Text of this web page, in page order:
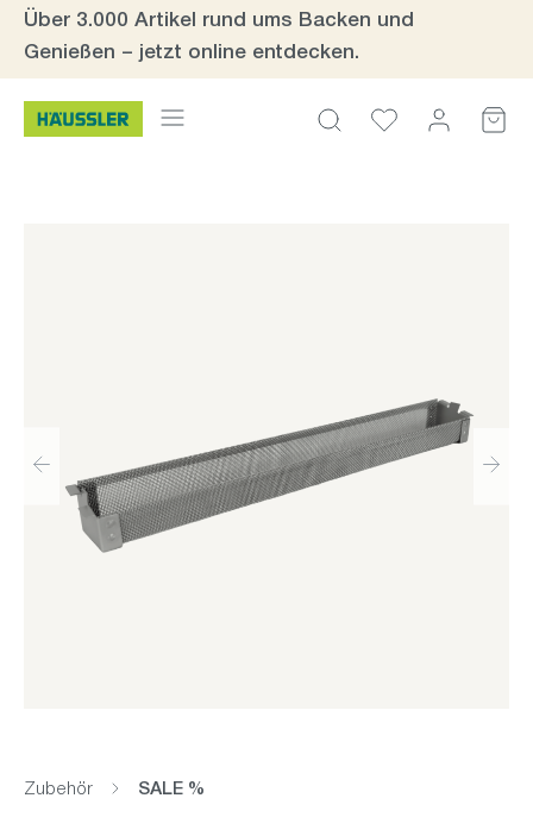
Zum Hauptinhalt springen
Über 3.000 Artikel rund ums Backen und
Genießen – jetzt online entdecken.
Zubehör SALE %